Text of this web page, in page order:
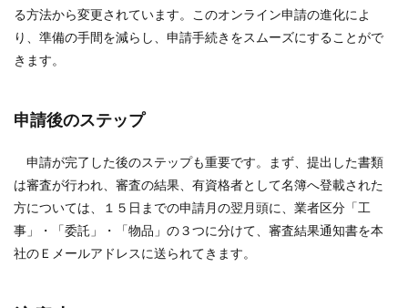
る方法から変更されています。このオンライン申請の進化によ
り、準備の手間を減らし、申請手続きをスムーズにすることがで
きます。
申請後のステップ
申請が完了した後のステップも重要です。まず、提出した書類
は審査が行われ、審査の結果、有資格者として名簿へ登載された
方については、１５日までの申請月の翌月頭に、業者区分「工
事」・「委託」・「物品」の３つに分けて、審査結果通知書を本
社のＥメールアドレスに送られてきます。